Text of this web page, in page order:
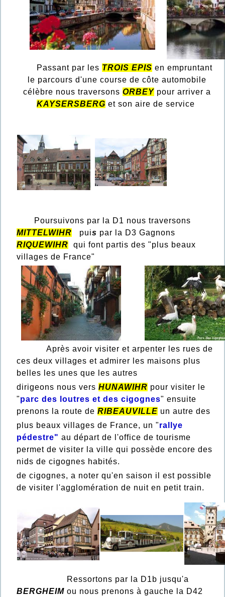
Passant par les TROIS EPIS en empruntant
le parcours d'une course de côte automobile
célèbre nous traversons ORBEYpour arriver a
KAYSERSBERG et son aire de service
Poursuivons par la D1 nous traversons
MITTELWIHR
puis par la D3 Gagnons
RIQUEWIHR qui font partis des "plus beaux
villages de France"
Après avoir visiter et arpenter les rues de
ces deux villages et admirer les maisons plus
belles les unes que les autres
dirigeons nous vers HUNAWIHR pour visiter le
"parc des loutres et des cigognes" ensuite
prenons la route de RIBEAUVILLE un autre des
plus beaux villages de France, un "rallye
pédestre" au départ de l'office de tourisme
permet de visiter la ville qui possède encore des
nids de cigognes habités.
de cigognes, a noter qu'en saison il est possible
de visiter l'agglomération de nuit en petit train.
Ressortons par la D1b jusqu'a
BERGHEIM ou nous prenons à gauche la D42